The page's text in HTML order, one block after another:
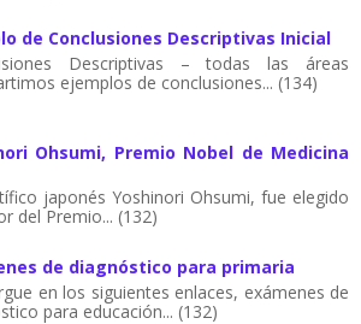
de Conclusiones Descriptivas Inicial
Descriptivas – todas las áreas
ejemplos de conclusiones... (134)
Ohsumi, Premio Nobel de Medicina
japonés Yoshinori Ohsumi, fue elegido
del Premio... (132)
de diagnóstico para primaria
en los siguientes enlaces, exámenes de
para educación... (132)